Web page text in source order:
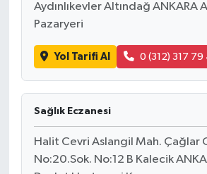
Aydınlıkevler Altındağ ANKARA
Pazaryeri
Yol Tarifi Al 0 (312) 317 79
Sağlık Eczanesi
Halit Cevri Aslangil Mah. Çağlar
No:20.Sok. No:12 B Kalecik